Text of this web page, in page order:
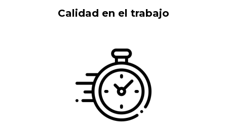
Calidad en el trabajo